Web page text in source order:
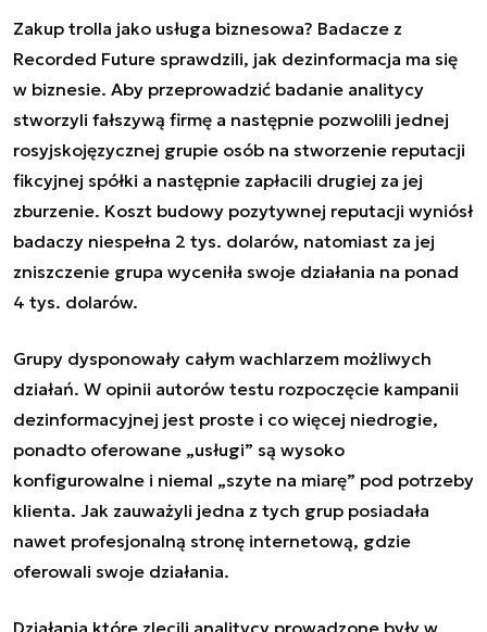
Zakup trolla jako usługa biznesowa? Badacze z
Recorded Future sprawdzili, jak dezinformacja ma się
w biznesie. Aby przeprowadzić badanie analitycy
stworzyli fałszywą firmę a następnie pozwolili jednej
rosyjskojęzycznej grupie osób na stworzenie reputacji
fikcyjnej spółki a następnie zapłacili drugiej za jej
zburzenie. Koszt budowy pozytywnej reputacji wyniósł
badaczy niespełna 2 tys. dolarów, natomiast za jej
zniszczenie grupa wyceniła swoje działania na ponad
4 tys. dolarów.
Grupy dysponowały całym wachlarzem możliwych
działań. W opinii autorów testu rozpoczęcie kampanii
dezinformacyjnej jest proste i co więcej niedrogie,
ponadto oferowane „usługi” są wysoko
konfigurowalne i niemal „szyte na miarę” pod potrzeby
klienta. Jak zauważyli jedna z tych grup posiadała
nawet profesjonalną stronę internetową, gdzie
oferowali swoje działania.
Działania które zlecili analitycy prowadzone były w